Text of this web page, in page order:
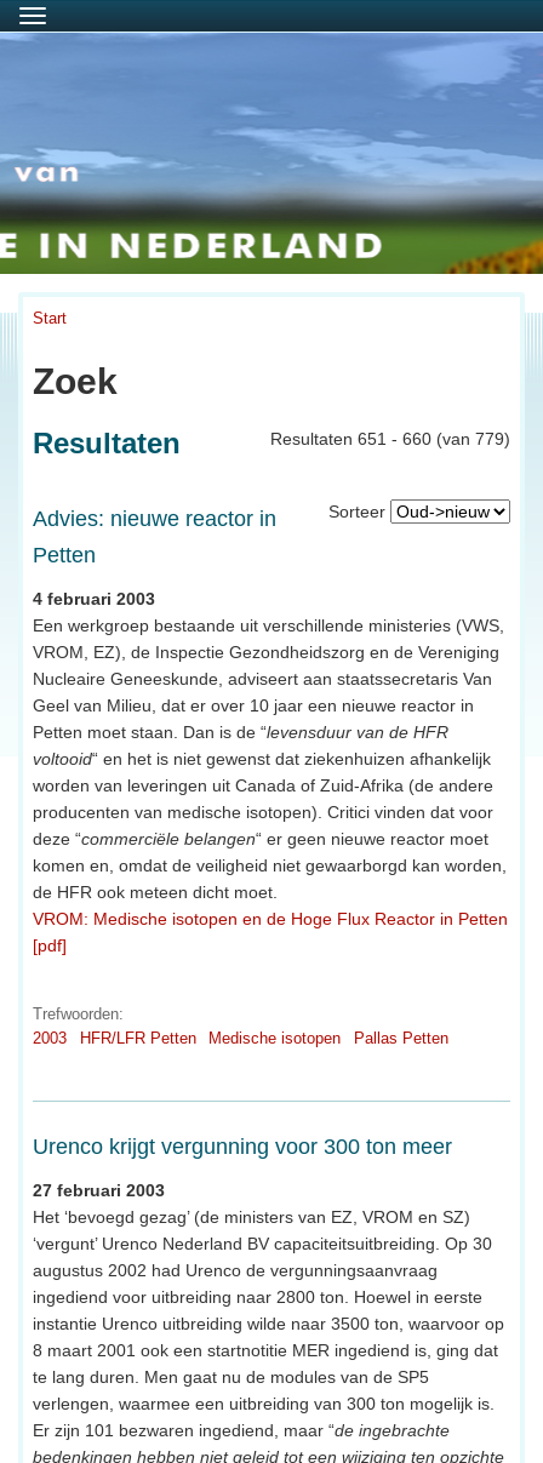
Menu
Start
Zoek
Resultaten 651 - 660 (van 779)
Resultaten
Sorteer
Advies: nieuwe reactor in
Petten
4 februari 2003
Een werkgroep bestaande uit verschillende ministeries (VWS,
VROM, EZ), de Inspectie Gezondheidszorg en de Vereniging
Nucleaire Geneeskunde, adviseert aan staatssecretaris Van
Geel van Milieu, dat er over 10 jaar een nieuwe reactor in
Petten moet staan. Dan is de “levensduur van de HFR
voltooid“ en het is niet gewenst dat ziekenhuizen afhankelijk
worden van leveringen uit Canada of Zuid-Afrika (de andere
producenten van medische isotopen). Critici vinden dat voor
deze “commerciële belangen“ er geen nieuwe reactor moet
komen en, omdat de veiligheid niet gewaarborgd kan worden,
de HFR ook meteen dicht moet.
VROM: Medische isotopen en de Hoge Flux Reactor in Petten
[pdf]
Trefwoorden:
2003
HFR/LFR Petten Medische isotopen Pallas Petten
Urenco krijgt vergunning voor 300 ton meer
27 februari 2003
Het ‘bevoegd gezag’ (de ministers van EZ, VROM en SZ)
‘vergunt’ Urenco Nederland BV capaciteitsuitbreiding. Op 30
augustus 2002 had Urenco de vergunningsaanvraag
ingediend voor uitbreiding naar 2800 ton. Hoewel in eerste
instantie Urenco uitbreiding wilde naar 3500 ton, waarvoor op
8 maart 2001 ook een startnotitie MER ingediend is, ging dat
te lang duren. Men gaat nu de modules van de SP5
verlengen, waarmee een uitbreiding van 300 ton mogelijk is.
Er zijn 101 bezwaren ingediend, maar “de ingebrachte
bedenkingen hebben niet geleid tot een wijziging ten opzichte